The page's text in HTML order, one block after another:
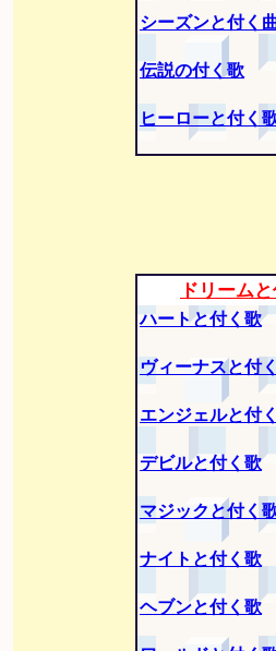
シーズンと付く
伝説の付く歌
ヒーローと付く
ドリーム
ハートと付く歌
ヴィーナスと付
エンジェルと付
デビルと付く歌
マジックと付く
ナイトと付く歌
ヘブンと付く歌